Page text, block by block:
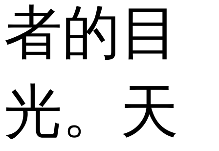
者的目
光。天